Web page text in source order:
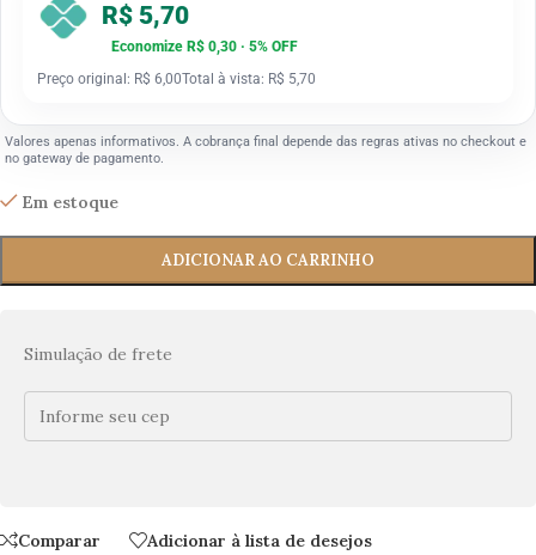
R$ 5,70
Economize R$ 0,30 · 5% OFF
Preço original: R$ 6,00Total à vista: R$ 5,70
Valores apenas informativos. A cobrança final depende das regras ativas no checkout e
no gateway de pagamento.
Em estoque
ADICIONAR AO CARRINHO
Simulação de frete
Comparar Adicionar à lista de desejos